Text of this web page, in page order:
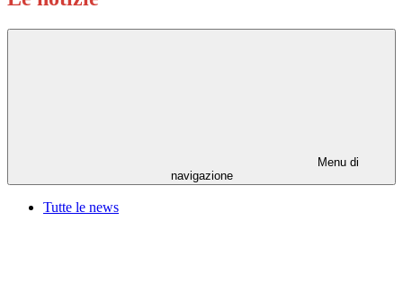
Menu di
navigazione
Tutte le news